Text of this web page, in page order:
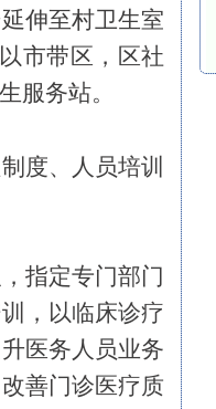
伸至村卫生室
市带区，区社
服务站。
度、人员培训
指定专门部门
，以临床诊疗
医务人员业务
善门诊医疗质